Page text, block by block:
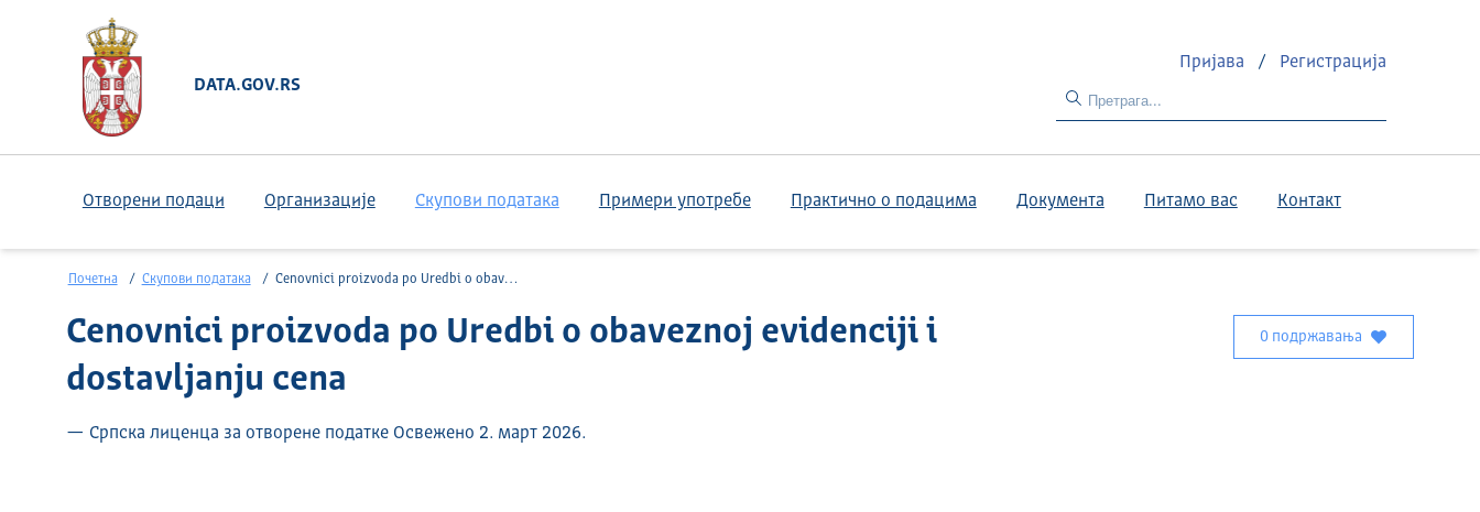
DATA.GOV.RS
Пријава / Регистрација
Отворени подаци Организације Скупови података Примери употребе Практично о подацима Документа Питамо вас Контакт
Почетна Скупови података Cenovnici proizvoda po Uredbi o obaveznoj evidenciji i dostavljanju cena
Cenovnici proizvoda po Uredbi o obaveznoj evidenciji i
dostavljanju cena
— Српска лиценца за отворене податке Освежено 2. март 2026.
0 подржавања